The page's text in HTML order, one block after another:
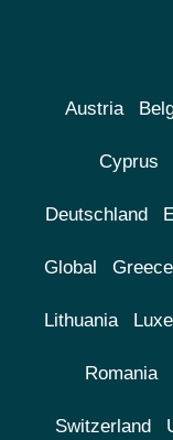
Austria
Cyprus
Deutschland
Global Greece
Lithuania
Romania
Switzerland